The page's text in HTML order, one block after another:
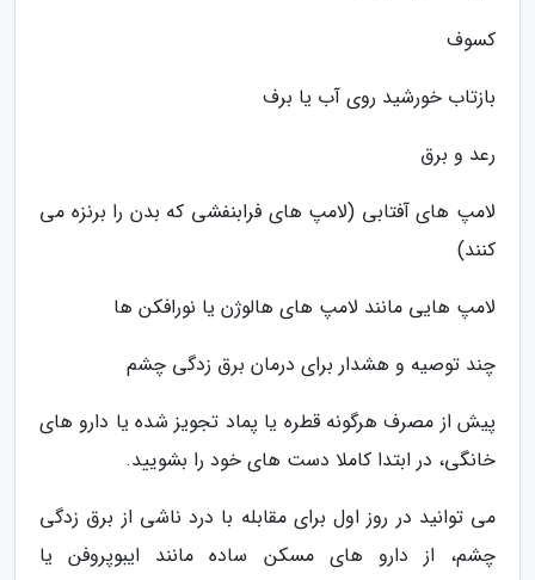
کسوف
بازتاب خورشید روی آب یا برف
رعد و برق
لامپ های آفتابی (لامپ های فرابنفشی که بدن را برنزه می
کنند)
لامپ هایی مانند لامپ های هالوژن یا نورافکن ها
چند توصیه و هشدار برای درمان برق زدگی چشم
پیش از مصرف هرگونه قطره یا پماد تجویز شده یا دارو های
خانگی، در ابتدا کاملا دست های خود را بشویید.
می توانید در روز اول برای مقابله با درد ناشی از برق زدگی
چشم، از دارو های مسکن ساده مانند ایبوپروفن یا